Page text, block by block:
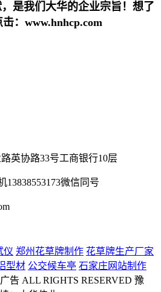
是我们大华的企业宗旨！想了
：www.hnhcp.com
英协路33号工商银行10层
13838553173微信同号
仪 郑州花草牌制作 花草牌生产厂家
型材 公交候车亭 石家庄网站制作
告 ALL RIGHTS RESERVED 豫